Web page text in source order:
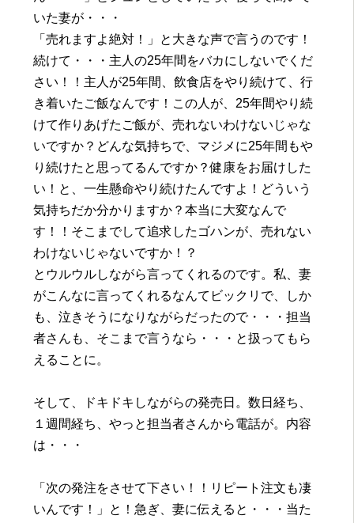
いた妻が・・・
「売れますよ絶対！」と大きな声で言うのです！
続けて・・・主人の25年間をバカにしないでくだ
さい！！主人が25年間、飲食店をやり続けて、行
き着いたご飯なんです！この人が、25年間やり続
けて作りあげたご飯が、売れないわけないじゃな
いですか？どんな気持ちで、マジメに25年間もや
り続けたと思ってるんですか？健康をお届けした
い！と、一生懸命やり続けたんですよ！どういう
気持ちだか分かりますか？本当に大変なんで
す！！そこまでして追求したゴハンが、売れない
わけないじゃないですか！？
とウルウルしながら言ってくれるのです。私、妻
がこんなに言ってくれるなんてビックリで、しか
も、泣きそうになりながらだったので・・・担当
者さんも、そこまで言うなら・・・と扱ってもら
えることに。
そして、ドキドキしながらの発売日。数日経ち、
１週間経ち、やっと担当者さんから電話が。内容
は・・・
「次の発注をさせて下さい！！リピート注文も凄
いんです！」と！急ぎ、妻に伝えると・・・当た